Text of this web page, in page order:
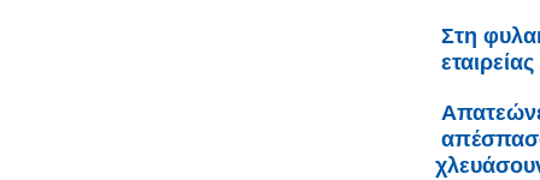
Στη